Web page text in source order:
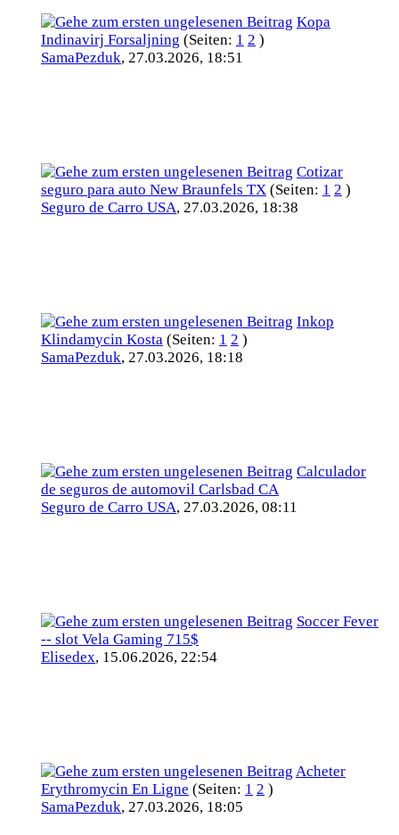
Kopa
Indinavirj Forsaljning (Seiten: 1 2 )
SamaPezduk, 27.03.2026, 18:51
Cotizar
seguro para auto New Braunfels TX (Seiten: 1 2 )
Seguro de Carro USA, 27.03.2026, 18:38
Inkop
Klindamycin Kosta (Seiten: 1 2 )
SamaPezduk, 27.03.2026, 18:18
Calculador
de seguros de automovil Carlsbad CA
Seguro de Carro USA, 27.03.2026, 08:11
Soccer Fever
-- slot Vela Gaming 715$
Elisedex, 15.06.2026, 22:54
Acheter
Erythromycin En Ligne (Seiten: 1 2 )
SamaPezduk, 27.03.2026, 18:05